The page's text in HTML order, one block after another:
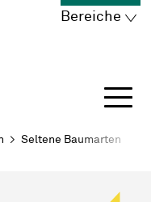
Kriens
Bereiche
Seltene Baumarten